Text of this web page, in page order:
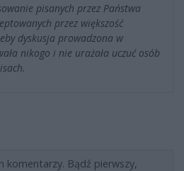
pisanych przez Państwa
przez większość
dyskusja prowadzona w
nikogo i nie urażała uczuć osób
komentarzy. Bądź pierwszy,